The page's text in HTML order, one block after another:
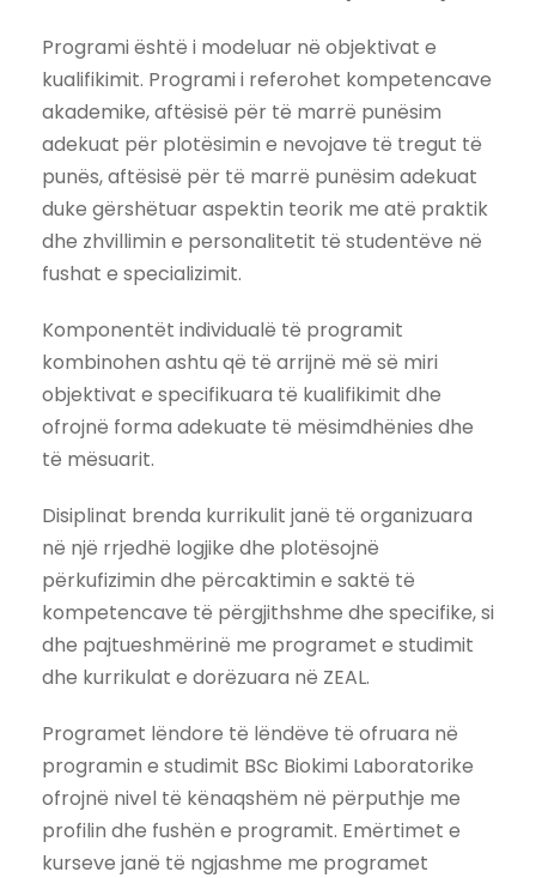
Programi është i modeluar në objektivat e
kualifikimit. Programi i referohet kompetencave
akademike, aftësisë për të marrë punësim
adekuat për plotësimin e nevojave të tregut të
punës, aftësisë për të marrë punësim adekuat
duke gërshëtuar aspektin teorik me atë praktik
dhe zhvillimin e personalitetit të studentëve në
fushat e specializimit.
Komponentët individualë të programit
kombinohen ashtu që të arrijnë më së miri
objektivat e specifikuara të kualifikimit dhe
ofrojnë forma adekuate të mësimdhënies dhe
të mësuarit.
Disiplinat brenda kurrikulit janë të organizuara
në një rrjedhë logjike dhe plotësojnë
përkufizimin dhe përcaktimin e saktë të
kompetencave të përgjithshme dhe specifike, si
dhe pajtueshmërinë me programet e studimit
dhe kurrikulat e dorëzuara në ZEAL.
Programet lëndore të lëndëve të ofruara në
programin e studimit BSc Biokimi Laboratorike
ofrojnë nivel të kënaqshëm në përputhje me
profilin dhe fushën e programit. Emërtimet e
kurseve janë të ngjashme me programet